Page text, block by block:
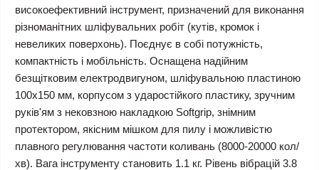
високоефективний інструмент, призначений для виконання
різноманітних шліфувальних робіт (кутів, кромок і
невеликих поверхонь). Поєднує в собі потужність,
компактність і мобільність. Оснащена надійним
безщітковим електродвигуном, шліфувальною пластиною
100х150 мм, корпусом з ударостійкого пластику, зручним
руків'ям з нековзною накладкою Softgrip, знімним
протектором, якісним мішком для пилу і можливістю
плавного регулювання частоти коливань (8000-20000 кол/
хв). Вага інструменту становить 1.1 кг. Рівень вібрацій 3.8